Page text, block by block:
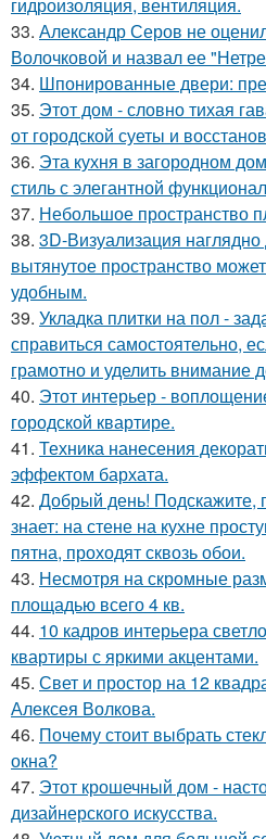
гидроизоляция, вентиляция.
33. Александр Серов не
Волочковой и назвал ее
34. Шпонированные двери:
35. Этот дом - словно тихая
от городской суеты и
36. Эта кухня в загородном
стиль с элегантной
37. Небольшое пространство
38. 3D-Визуализация
вытянутое пространство
удобным.
39. Укладка плитки на пол -
справиться самостоятельно,
грамотно и уделить внимание
40. Этот интерьер -
городской квартире.
41. Техника нанесения
эффектом бархата.
42. Добрый день! Подскажите,
знает: на стене на кухне
пятна, проходят сквозь обои.
43. Несмотря на скромные
площадью всего 4 кв.
44. 10 кадров интерьера
квартиры с яркими акцентами.
45. Свет и простор на 12
Алексея Волкова.
46. Почему стоит выбрать
окна?
47. Этот крошечный дом -
дизайнерского искусства.